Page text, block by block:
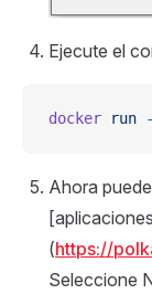
Ejecute el
docker run
Ahora
(https://
Seleccione